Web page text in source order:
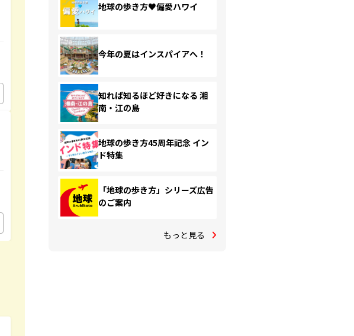
地球の歩き方♥偏愛ハワイ
今年の夏はインスパイアへ！
知れば知るほど好きになる 湘
南・江の島
地球の歩き方45周年記念 イン
ド特集
「地球の歩き方」シリーズ広告
のご案内
もっと見る